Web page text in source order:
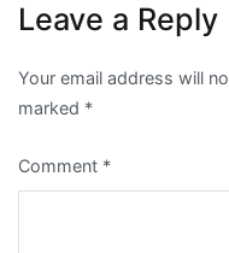
Leave a Reply
Your email address will
marked *
Comment *